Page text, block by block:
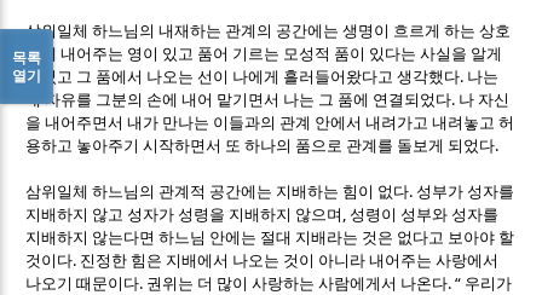
삼위일체 하느님의 내재하는 관계의 공간에는 생명이 흐르게 하는 상호
간에 내어주는 영이 있고 품어 기르는 모성적 품이 있다는 사실을 알게
되었고 그 품에서 나오는 선이 나에게 흘러들어왔다고 생각했다. 나는
내 자유를 그분의 손에 내어 맡기면서 나는 그 품에 연결되었다. 나 자신
을 내어주면서 내가 만나는 이들과의 관계 안에서 내려가고 내려놓고 허
용하고 놓아주기 시작하면서 또 하나의 품으로 관계를 돌보게 되었다.
삼위일체 하느님의 관계적 공간에는 지배하는 힘이 없다. 성부가 성자를
지배하지 않고 성자가 성령을 지배하지 않으며 , 성령이 성부와 성자를
지배하지 않는다면 하느님 안에는 절대 지배라는 것은 없다고 보아야 할
것이다. 진정한 힘은 지배에서 나오는 것이 아니라 내어주는 사랑에서
나오기 때문이다. 권위는 더 많이 사랑하는 사람에게서 나온다. “ 우리가
목록
열기